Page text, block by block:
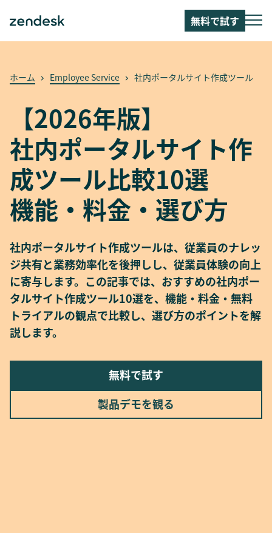
無料で試す
ホーム Employee Service 社内ポータルサイト作成ツール
【2026年版】
社内ポータルサイト作
成ツール比較10選
機能・料金・選び方
社内ポータルサイト作成ツールは、従業員のナレッ
ジ共有と業務効率化を後押しし、従業員体験の向上
に寄与します。この記事では、おすすめの社内ポー
タルサイト作成ツール10選を、機能・料金・無料
トライアルの観点で比較し、選び方のポイントを解
説します。
無料で試す
製品デモを観る